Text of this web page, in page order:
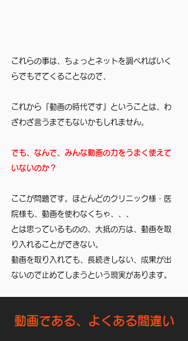
これらの事は、ちょっとネットを調べればいく
らでもでてくることなので、
これから『動画の時代です』ということは、わ
ざわざ言うまでもないかもしれません。
でも、なんで、みんな動画の力をうまく使えて
いないのか？
ここが問題です。ほとんどのクリニック様・医
院様も、動画を使わなくちゃ、、、
とは思っているものの、大抵の方は、動画を取
り入れることができない。
動画を取り入れても、長続きしない、成果が出
ないので止めてしまうという現実があります。
動画である、よくある間違い